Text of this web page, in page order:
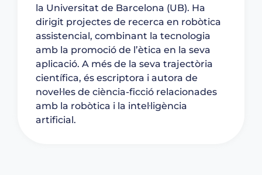
la Universitat de Barcelona (UB). Ha
dirigit projectes de recerca en robòtica
assistencial, combinant la tecnologia
amb la promoció de l’ètica en la seva
aplicació. A més de la seva trajectòria
científica, és escriptora i autora de
novel·les de ciència-ficció relacionades
amb la robòtica i la intel·ligència
artificial.